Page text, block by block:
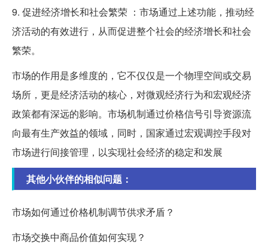
9. 促进经济增长和社会繁荣 ：市场通过上述功能，推动经
济活动的有效进行，从而促进整个社会的经济增长和社会
繁荣。
市场的作用是多维度的，它不仅仅是一个物理空间或交易
场所，更是经济活动的核心，对微观经济行为和宏观经济
政策都有深远的影响。市场机制通过价格信号引导资源流
向最有生产效益的领域，同时，国家通过宏观调控手段对
市场进行间接管理，以实现社会经济的稳定和发展
其他小伙伴的相似问题：
市场如何通过价格机制调节供求矛盾？
市场交换中商品价值如何实现？